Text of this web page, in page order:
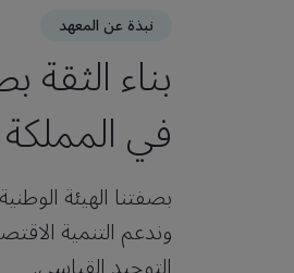
نبذة عن المعهد
بناء الثقة
في
بصفتنا الهيئة
وندعم التنمية